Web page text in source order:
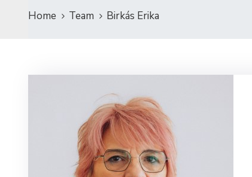
Home Team Birkás Erika